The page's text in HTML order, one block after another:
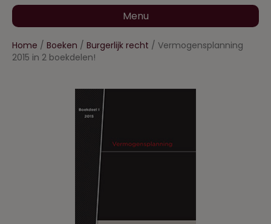
Menu
Home / Boeken / Burgerlijk recht / Vermogensplanning
2015 in 2 boekdelen!